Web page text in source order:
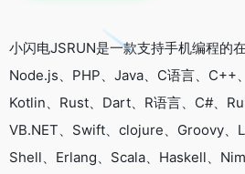
小闪电JSRUN是一款支持手机编程的
Node.js、PHP、Java、C语言、C++
Kotlin、Rust、Dart、R语言、C#、
VB.NET、Swift、clojure、Groovy、
Shell、Erlang、Scala、Haskell、